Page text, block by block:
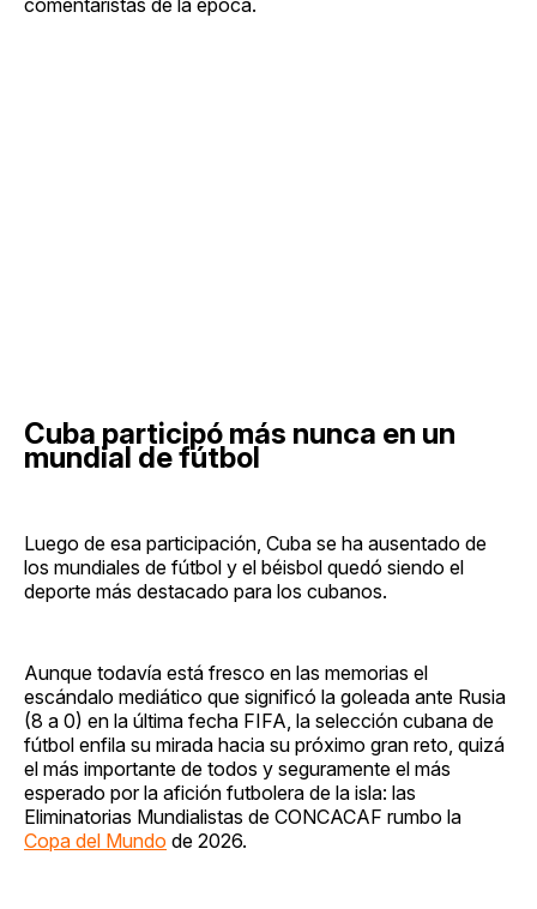
Cuba participó más nunca en un
mundial de fútbol
Luego de esa participación, Cuba se ha ausentado de
los mundiales de fútbol y el béisbol quedó siendo el
deporte más destacado para los cubanos.
Aunque todavía está fresco en las memorias el
escándalo mediático que significó la goleada ante Rusia
(8 a 0) en la última fecha FIFA, la selección cubana de
fútbol enfila su mirada hacia su próximo gran reto, quizá
el más importante de todos y seguramente el más
esperado por la afición futbolera de la isla: las
Eliminatorias Mundialistas de CONCACAF rumbo la
Copa del Mundo de 2026.